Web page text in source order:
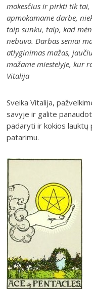
mokesčius ir pirkti tik
apmokamame darbe,
taip sunku, taip, kad
nebuvo. Darbas seniai
atlyginimas mažas,
mažame miestelyje, kur
Vitalija
Sveika Vitalija,
savyje ir galite
padaryti ir kokios
patarimu.